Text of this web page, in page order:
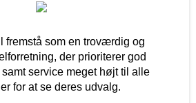
fremstå som en troværdig og
der prioriterer god
service meget højt til alle
for at se deres udvalg.